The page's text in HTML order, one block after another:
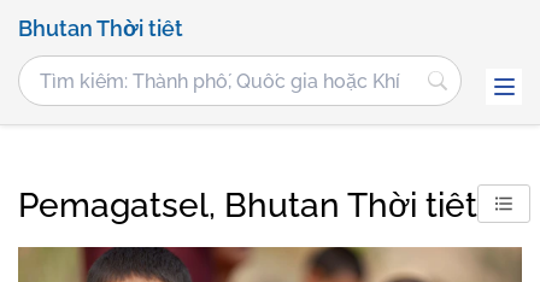
Bhutan Thời tiết
Pemagatsel, Bhutan Thời tiết